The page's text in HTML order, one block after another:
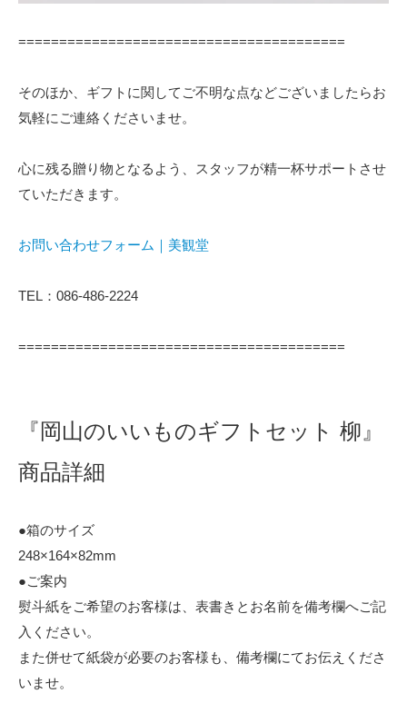
========================================
そのほか、ギフトに関してご不明な点などございましたらお
気軽にご連絡くださいませ。
心に残る贈り物となるよう、スタッフが精一杯サポートさせ
ていただきます。
お問い合わせフォーム｜美観堂
TEL：086-486-2224
========================================
『岡山のいいものギフトセット 柳』
商品詳細
●箱のサイズ
248×164×82mm
●ご案内
熨斗紙をご希望のお客様は、表書きとお名前を備考欄へご記
入ください。
また併せて紙袋が必要のお客様も、備考欄にてお伝えくださ
いませ。